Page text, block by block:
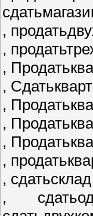
,
,
,
,
,
,
,
,
,
,